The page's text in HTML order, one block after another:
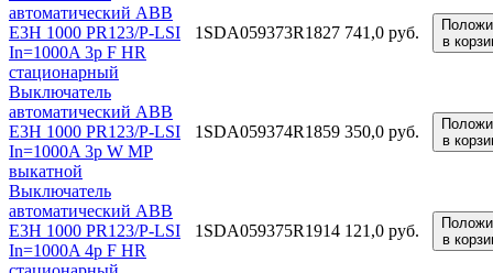
автоматический ABB
E3H 1000 PR123/P-LSI
In=1000A 3p F HR
стационарный
1SDA059373R1827 741,0 руб.
в
Выключатель
автоматический ABB
E3H 1000 PR123/P-LSI
In=1000A 3p W MP
выкатной
1SDA059374R1859 350,0 руб.
в
Выключатель
автоматический ABB
E3H 1000 PR123/P-LSI
In=1000A 4p F HR
1SDA059375R1914 121,0 руб.
в